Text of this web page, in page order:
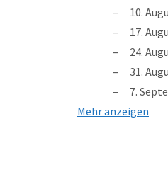
10.
17.
24.
31.
7.
Mehr anzeigen